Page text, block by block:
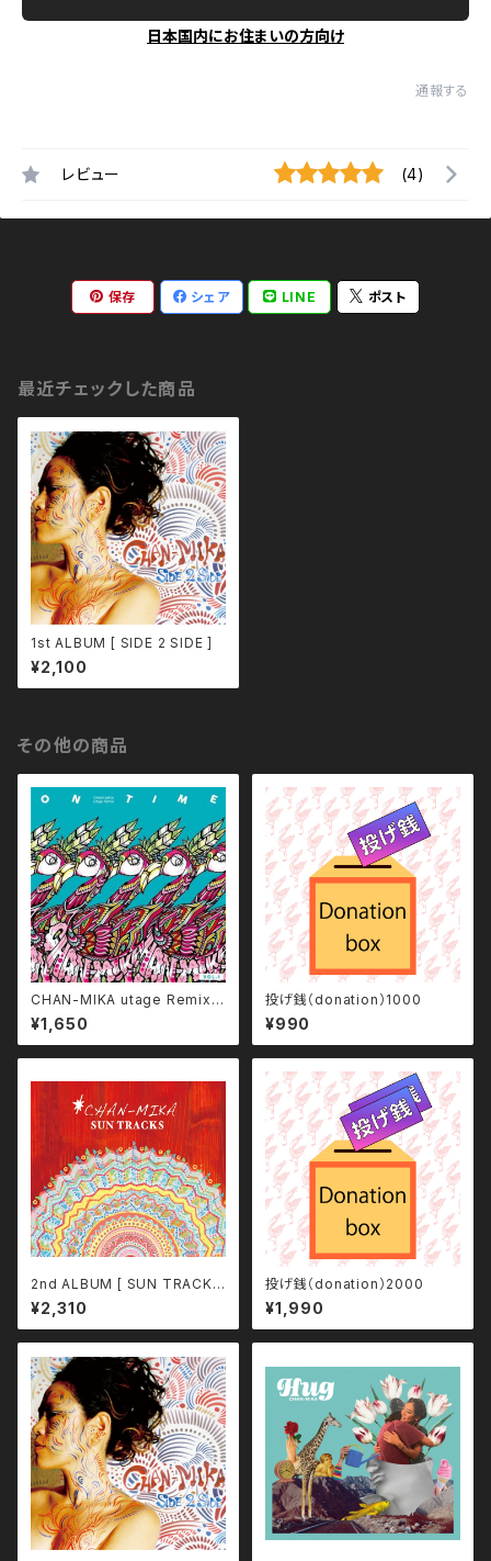
日本国内にお住まいの方向け
通報する
レビュー (4)
保存 シェア LINE ポスト
最近チェックした商品
1st ALBUM [ SIDE 2 SIDE ]
¥2,100
その他の商品
CHAN-MIKA utage Remix [
ON TIME vol.1 ]
¥1,650
投げ銭（donation）1000
¥990
2nd ALBUM [ SUN TRACKS
]
¥2,310
投げ銭（donation）2000
¥1,990